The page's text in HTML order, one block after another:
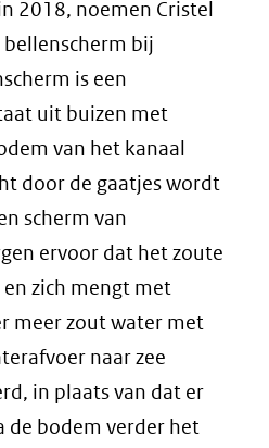
2018, noemen Cristel
bij
is een
uit buizen met
van het kanaal
door de gaatjes wordt
scherm van
ervoor dat het zoute
zich mengt met
meer zout water met
naar zee
in plaats van dat er
de bodem verder het